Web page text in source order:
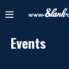
Events